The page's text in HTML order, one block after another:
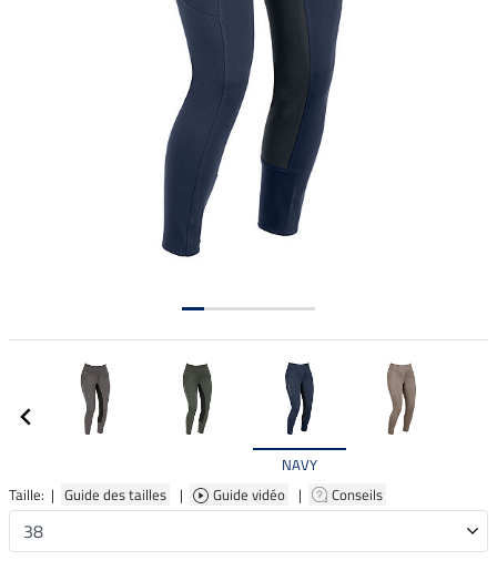
NAVY
Taille: | Guide des tailles | Guide vidéo | Conseils